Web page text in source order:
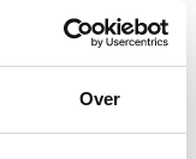
Over
staan voor u klaar.
helpen.